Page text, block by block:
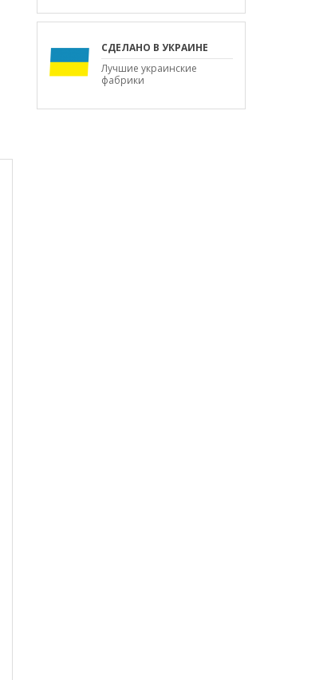
СДЕЛАНО В УКРАИНЕ
Лучшие украинские
фабрики